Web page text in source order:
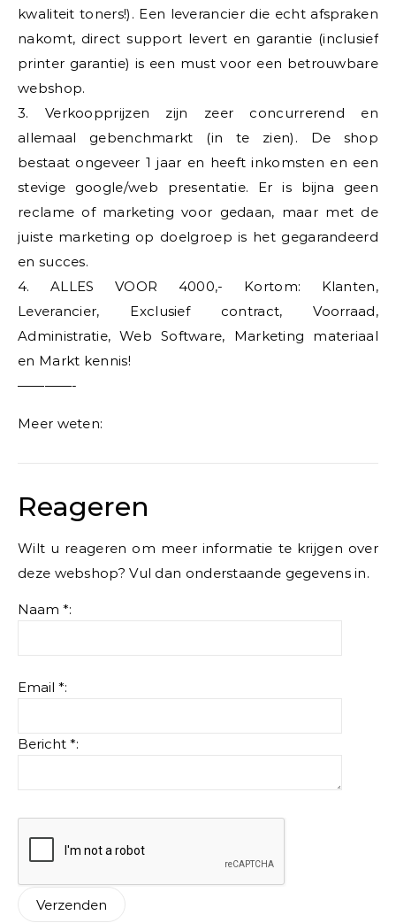
kwaliteit toners!). Een leverancier die echt afspraken
nakomt, direct support levert en garantie (inclusief
printer garantie) is een must voor een betrouwbare
webshop.
3. Verkoopprijzen zijn zeer concurrerend en
allemaal gebenchmarkt (in te zien). De shop
bestaat ongeveer 1 jaar en heeft inkomsten en een
stevige google/web presentatie. Er is bijna geen
reclame of marketing voor gedaan, maar met de
juiste marketing op doelgroep is het gegarandeerd
en succes.
4. ALLES VOOR 4000,- Kortom: Klanten,
Leverancier, Exclusief contract, Voorraad,
Administratie, Web Software, Marketing materiaal
en Markt kennis!
————-
Meer weten:
Reageren
Wilt u reageren om meer informatie te krijgen over
deze webshop? Vul dan onderstaande gegevens in.
Naam *:
Email *:
Bericht *: